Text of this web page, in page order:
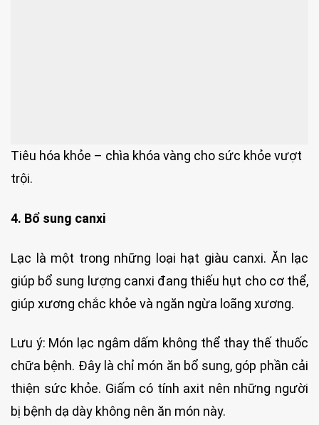
Tiêu hóa khỏe – chìa khóa vàng cho sức khỏe vượt
trội.
4. Bổ sung canxi
Lạc là một trong những loại hạt giàu canxi. Ăn lạc
giúp bổ sung lượng canxi đang thiếu hụt cho cơ thể,
giúp xương chắc khỏe và ngăn ngừa loãng xương.
Lưu ý: Món lạc ngâm dấm không thể thay thế thuốc
chữa bệnh. Đây là chỉ món ăn bổ sung, góp phần cải
thiện sức khỏe. Giấm có tính axit nên những người
bị bệnh dạ dày không nên ăn món này.